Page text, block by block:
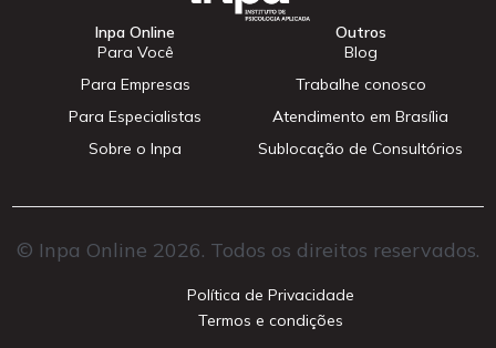
Inpa Online
Para Você
Para Empresas
Para Especialistas
Sobre o Inpa
Outros
Blog
Trabalhe conosco
Atendimento em Brasília
Sublocação de Consultórios
© Inpa Online 2026. Todos os direitos reservados.
Política de Privacidade
Termos e condições